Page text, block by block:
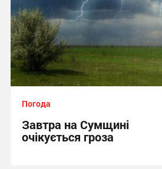
Погода
Завтра на Сумщині
очікується гроза